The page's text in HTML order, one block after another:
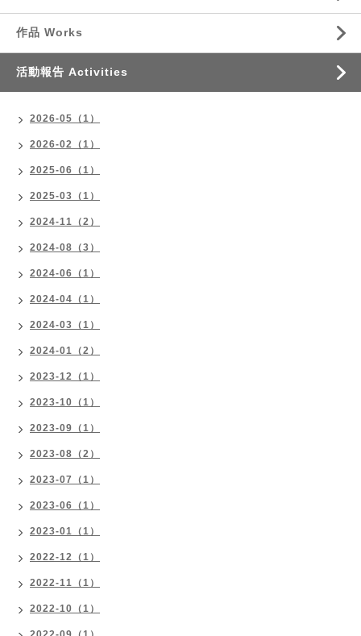
作品 Works
活動報告 Activities
2026-05（1）
2026-02（1）
2025-06（1）
2025-03（1）
2024-11（2）
2024-08（3）
2024-06（1）
2024-04（1）
2024-03（1）
2024-01（2）
2023-12（1）
2023-10（1）
2023-09（1）
2023-08（2）
2023-07（1）
2023-06（1）
2023-01（1）
2022-12（1）
2022-11（1）
2022-10（1）